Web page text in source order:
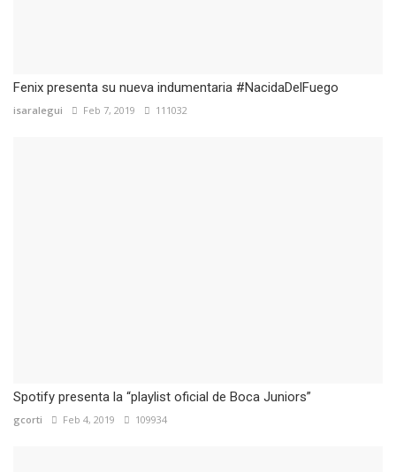
Fenix presenta su nueva indumentaria #NacidaDelFuego
isaralegui Feb 7, 2019 111032
Spotify presenta la “playlist oficial de Boca Juniors”
gcorti Feb 4, 2019 109934